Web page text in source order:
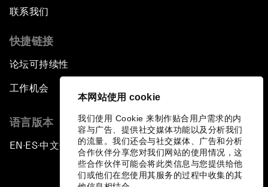
本网站使用 cookie
我们使用 Cookie 来制作贴合用户需求的内
容与广告、提供社交媒体功能以及分析我们
的流量。我们还会与社交媒体、广告和分析
合作伙伴分享您对我们网站的使用情况，这
些合作伙伴可能会将此类信息与您提供给他
们或他们在您使用其服务的过程中收集的其
联系我们
快捷链接
论坛可持续性
工作机会
语言版本
EN ▪ES▪中文▪ 日本語